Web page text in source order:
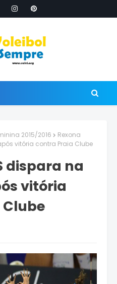
2015/2016
Rexona
vitória contra Praia Clube
dispara na
vitória